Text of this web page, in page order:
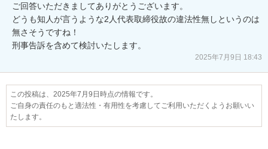
ご回答いただきましてありがとうございます。
どうも知人が言うような2人代表取締役故の違法性無しというのは
無さそうですね！
刑事告訴を含めて検討いたします。
2025年7月9日 18:43
この投稿は、2025年7月9日時点の情報です。
ご自身の責任のもと適法性・有用性を考慮してご利用いただくようお願いい
たします。